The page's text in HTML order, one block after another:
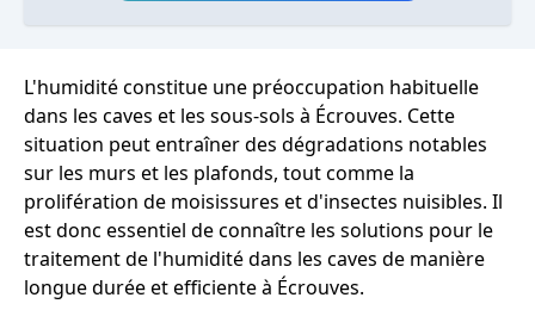
L'humidité constitue une préoccupation habituelle
dans les caves et les sous-sols à Écrouves. Cette
situation peut entraîner des dégradations notables
sur les murs et les plafonds, tout comme la
prolifération de moisissures et d'insectes nuisibles. Il
est donc essentiel de connaître les solutions pour le
traitement de l'humidité dans les caves de manière
longue durée et efficiente à Écrouves.